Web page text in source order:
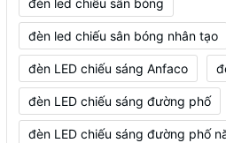
đèn led chiếu sân bóng
đèn led chiếu sân bóng nhân tạo
đèn LED chiếu sáng Anfaco
đèn LED chiếu sáng đường phố
đèn LED chiếu sáng đường phố